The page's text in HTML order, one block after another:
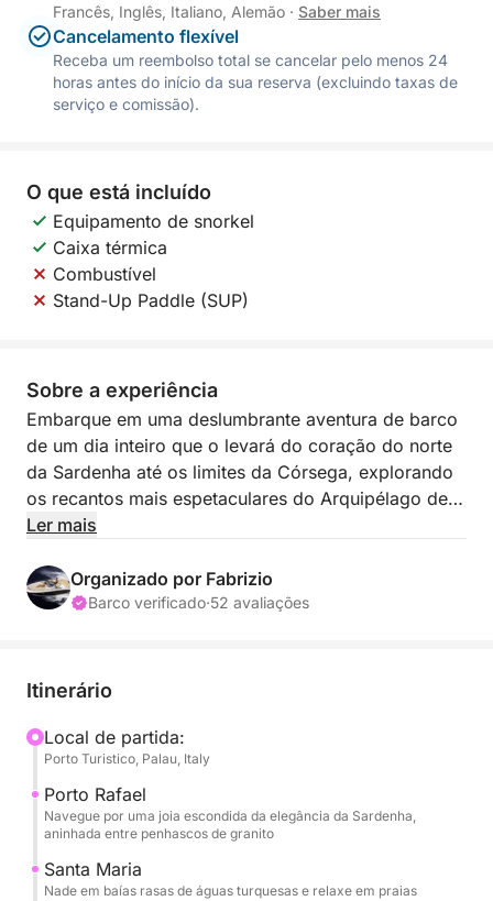
Francês, Inglês, Italiano, Alemão · Saber mais
Cancelamento flexível
Receba um reembolso total se cancelar pelo menos 24
horas antes do início da sua reserva (excluindo taxas de
serviço e comissão).
O que está incluído
Equipamento de snorkel
Caixa térmica
Combustível
Stand-Up Paddle (SUP)
Sobre a experiência
Embarque em uma deslumbrante aventura de barco
de um dia inteiro que o levará do coração do norte
da Sardenha até os limites da Córsega, explorando
os recantos mais espetaculares do Arquipélago de
La Maddalena ao longo do caminho. Com águas
costeiras e até mesmo uma experiência
transfronteiriça, este passeio oferece a combinação
elegante e exclusivo Porto Rafael, uma joia costeira
aninhada nas falésias de granito. De lá, seguiremos
para as águas calmas e azul-turquesa de Santa
Maria. A viagem continua até a lendária Budelli, lar
da famosa Spiaggia Rosa (Praia Rosa) — um trecho
de litoral protegido e sobrenatural, conhecido por
seus delicados tons de rosa e beleza intocada.
Ler mais
Organizado por Fabrizio
Barco verificado·52 avaliações
Itinerário
Local de partida:
Porto Turistico, Palau, Italy
Porto Rafael
Navegue por uma joia escondida da elegância da Sardenha,
aninhada entre penhascos de granito
Santa Maria
Nade em baías rasas de águas turquesas e relaxe em praias